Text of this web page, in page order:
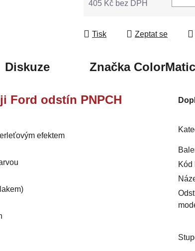
405 Kč bez DPH
Tisk Zeptat se
Diskuze ZnačkaColorMatic
Ford odstín PNPCH
efektem
Kód